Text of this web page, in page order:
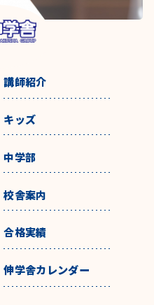
講師紹介
キッズ
中学部
校舎案内
合格実績
伸学舎カレンダー